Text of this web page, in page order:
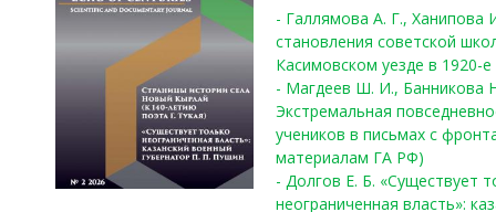
- Галлямова А. Г.,
становления советской
Касимовском уезде в 1920-е
- Магдеев Ш. И., Банникова
Экстремальная
учеников в письмах с
материалам ГА РФ)
- Долгов Е. Б. «Существует
неограниченная власть»: